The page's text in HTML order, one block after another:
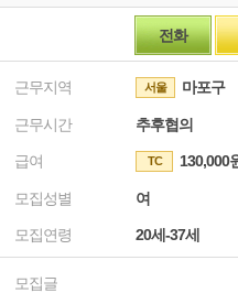
전화
근무지역 서울 마포구
근무시간 추후협의
급여 TC 130,000
모집성별 여
모집연령 20세-37세
모집글